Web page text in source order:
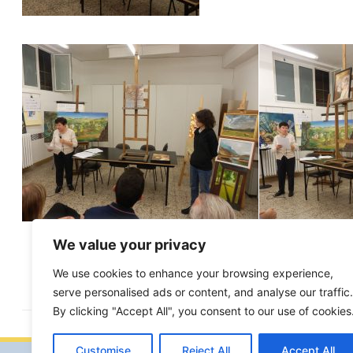
We value your privacy
We use cookies to enhance your browsing experience,
serve personalised ads or content, and analyse our traffic.
By clicking "Accept All", you consent to our use of
Customise Reject All Accept All